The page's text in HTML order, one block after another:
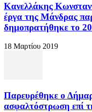
Κανελλάκης
έργα της Μάνδρας
δημοπρατήθηκε το
18 Μαρτίου 2019
Παρευρέθηκε ο
ασφαλτόστρωση επί